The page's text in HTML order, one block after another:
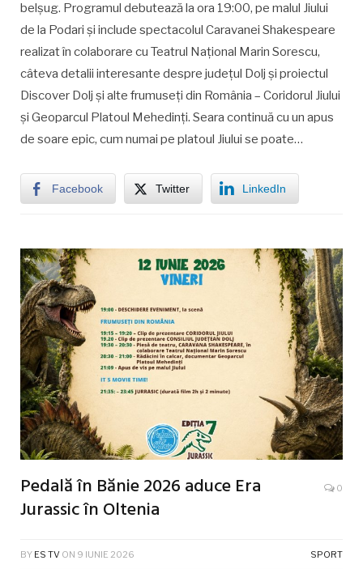
belșug. Programul debutează la ora 19:00, pe malul Jiului
de la Podari și include spectacolul Caravanei Shakespeare
realizat în colaborare cu Teatrul Național Marin Sorescu,
câteva detalii interesante despre județul Dolj și proiectul
Discover Dolj și alte frumuseți din România – Coridorul Jiului
și Geoparcul Platoul Mehedinți. Seara continuă cu un apus
de soare epic, cum numai pe platoul Jiului se poate…
Facebook Twitter LinkedIn
Pedală în Bănie 2026 aduce Era
Jurassic în Oltenia
0
BY ES TV ON 9 IUNIE 2026 SPORT